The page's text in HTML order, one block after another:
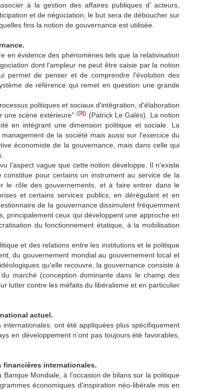
à la gestion des affaires publiques d’ acteurs,
et de négociation, le but sera de déboucher sur
fins la notion de gouvernance est utilisée.
en évidence des phénomènes tels que la relativisation
dont l'ampleur ne peut être saisie par la notion
permet de penser et de comprendre l'évolution des
de référence qui remet en question une grande
politiques et sociaux d'intégration, d'élaboration
une scène extérieure"([9]) (Patrick Le Galès). La notion
en intégrant une dimension politique et sociale. La
de la société mais aussi sur l'exercice du
économiste de la gouvernance, mais dans celle qui
l’aspect vague que cette notion développe. Il n'existe
pour certains un instrument au service de la
le rôle des gouvernements, et à faire entrer dans le
et certains services publics, en dérégulant et en
de la gouvernance dissimulent fréquemment
principalement ceux qui développent une approche en
du fonctionnement étatique, à la mobilisation
et des relations entre les institutions et le politique
du gouvernement mondial au gouvernement local et
qu'elle recouvre, la gouvernance consiste à
marché (conception dominante dans le champ des
lutter contre les méfaits du libéralisme et en particulier
actuel.
ont été appliquées plus spécifiquement
en développement n’ont pas toujours été favorables,
financières internationales.
Mondiale, à l'occasion de bilans sur la politique
économiques d'inspiration néo-libérale mis en